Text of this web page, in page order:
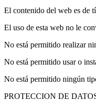
El contenido del web es de
El uso de esta web no le
No está permitido realizar
No está permitido usar o
No está permitido ningún
PROTECCION DE